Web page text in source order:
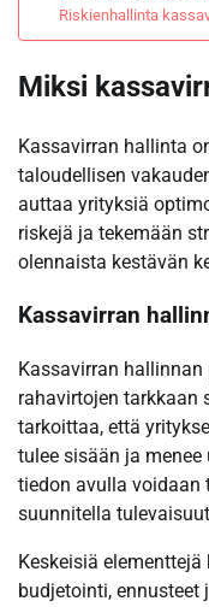
Riskienhallinta
Miksi
Kassavirran hallinta
taloudellisen
auttaa yrityksiä
riskejä ja tekemään
olennaista kestävän
Kassavirran
Kassavirran
rahavirtojen tarkkaan
tarkoittaa, että
tulee sisään ja
tiedon avulla voidaan
suunnitella
Keskeisiä
budjetointi,